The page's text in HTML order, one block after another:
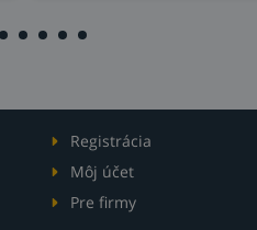
Registrácia
Môj účet
Pre firmy